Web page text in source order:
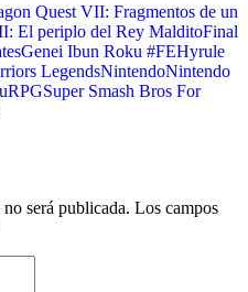
Quest VII: Fragmentos de un
El periplo del Rey MalditoFinal
Genei Ibun Roku #FEHyrule
LegendsNintendoNintendo
RPGSuper Smash Bros For
será publicada. Los campos